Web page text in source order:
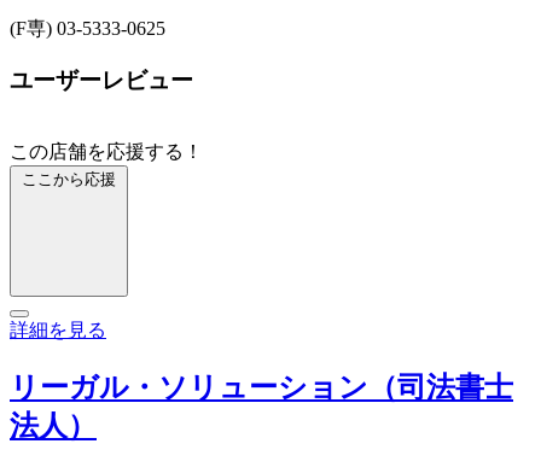
(F専) 03-5333-0625
ユーザーレビュー
この店舗を応援する！
ここから応援
詳細を見る
リーガル・ソリューション（司法書士
法人）